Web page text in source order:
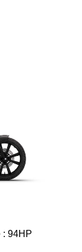
: 94HP